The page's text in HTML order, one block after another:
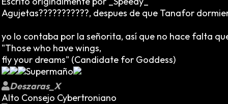
Agujetas???????????, despues de que Tanafor
yo lo contaba por la señorita, así que no hace falta
"Those who have wings,
fly your dreams" (Candidate for Goddess)
Supermaño
Deszaras_X
Alto Consejo Cybertroniano